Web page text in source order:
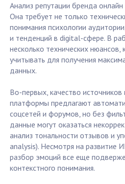
Анализ репутации бренда
Она требует не только
понимания психологии
и тенденций в digital-сфере. В
несколько технических
учитывать для получения
данных.
Во-первых, качество
платформы предлагают
соцсетей и форумов, но без
данные могут оказаться
анализ тональности отзывов и
analysis). Несмотря на развитие
разбор эмоций все еще
контекстного понимания.